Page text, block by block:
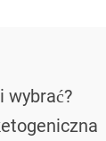
wybrać?